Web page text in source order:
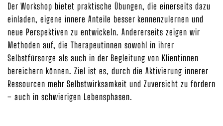
Der Workshop bietet praktische Übungen, die einerseits dazu
einladen, eigene innere Anteile besser kennenzulernen und
neue Perspektiven zu entwickeln. Andererseits zeigen wir
Methoden auf, die Therapeutinnen sowohl in ihrer
Selbstfürsorge als auch in der Begleitung von Klientinnen
bereichern können. Ziel ist es, durch die Aktivierung innerer
Ressourcen mehr Selbstwirksamkeit und Zuversicht zu fördern
– auch in schwierigen Lebensphasen.